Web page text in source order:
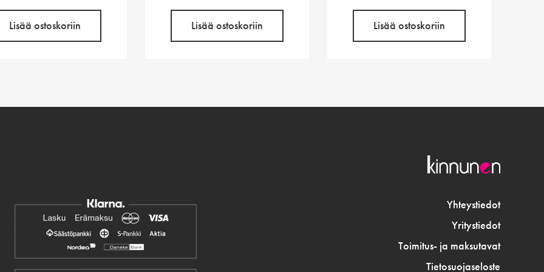
Lisää ostoskoriin Lisää ostoskoriin Lisää ostoskoriin
Yhteystiedot
Yritystiedot
Toimitus- ja maksutavat
Tietosuojaseloste